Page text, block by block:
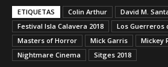
ETIQUETAS Colin Arthur David M.
Festival Isla Calavera 2018
Los Guerreros
Masters of Horror
Mick Garris
Mickey
Nightmare Cinema
Sitges 2018